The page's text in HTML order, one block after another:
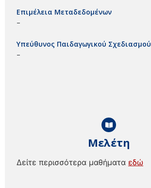
Μελέτη
Δείτε περισσότερα μαθήματα εδώ
Επιμέλεια Μεταδεδομένων
–
Υπεύθυνος Παιδαγωγικού Σχεδιασμού
–